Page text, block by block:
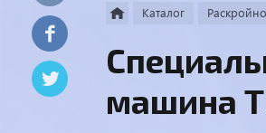
Каталог
машина